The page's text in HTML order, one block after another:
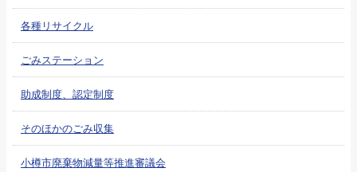
各種リサイクル
ごみステーション
助成制度、認定制度
そのほかのごみ収集
小樽市廃棄物減量等推進審議会